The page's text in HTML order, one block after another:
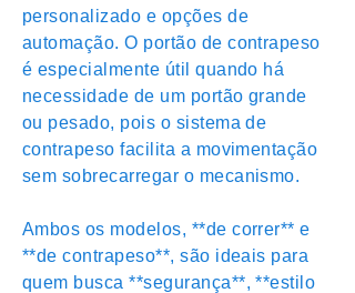
personalizado e opções de
automação. O portão de contrapeso
é especialmente útil quando há
necessidade de um portão grande
ou pesado, pois o sistema de
contrapeso facilita a movimentação
sem sobrecarregar o mecanismo.
Ambos os modelos, **de correr** e
**de contrapeso**, são ideais para
quem busca **segurança**, **estilo